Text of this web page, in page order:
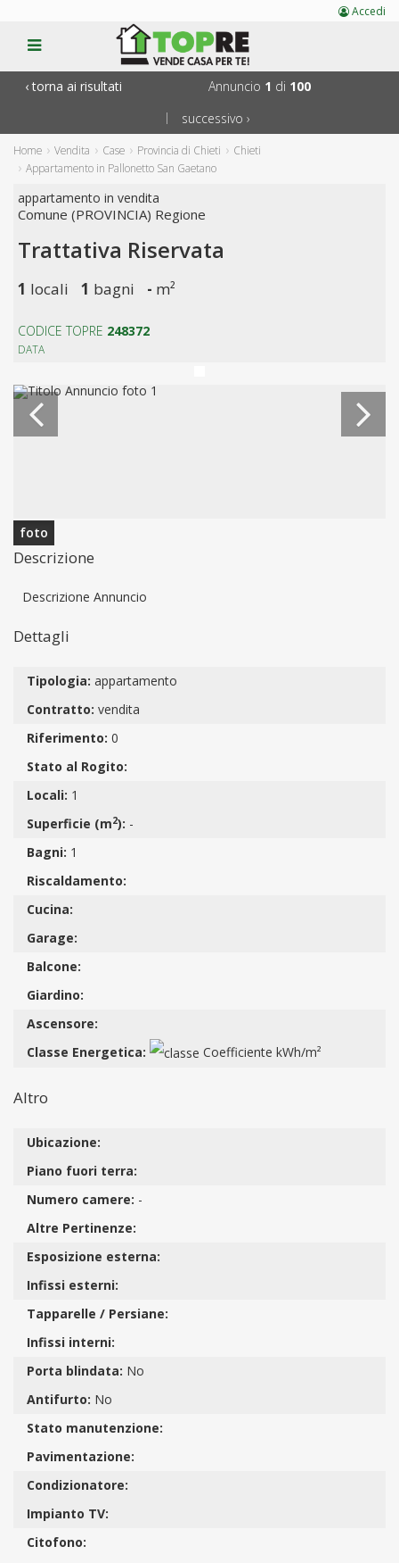
torna ai risultati Annuncio 1 di 100
| successivo
Home Vendita Case Provincia di Chieti
Chieti
Appartamento in Pallonetto San Gaetano
appartamento in vendita
Comune (PROVINCIA) Regione
Trattativa Riservata
1 locali 1 bagni - m²
CODICE TOPRE 248372
DATA
foto
Previous Next
Descrizione
Descrizione Annuncio
Dettagli
Tipologia: appartamento
Contratto: vendita
Riferimento: 0
Stato al Rogito:
Locali: 1
Superficie (m2): -
Bagni: 1
Riscaldamento:
Cucina:
Garage:
Balcone:
Giardino:
Ascensore:
Classe Energetica:
Coefficiente kWh/m²
Altro
Ubicazione:
Piano fuori terra:
Numero camere: -
Altre Pertinenze:
Esposizione esterna:
Infissi esterni:
Tapparelle / Persiane:
Infissi interni:
Porta blindata: No
Antifurto: No
Stato manutenzione:
Pavimentazione:
Condizionatore:
Impianto TV:
Citofono:
Accedi